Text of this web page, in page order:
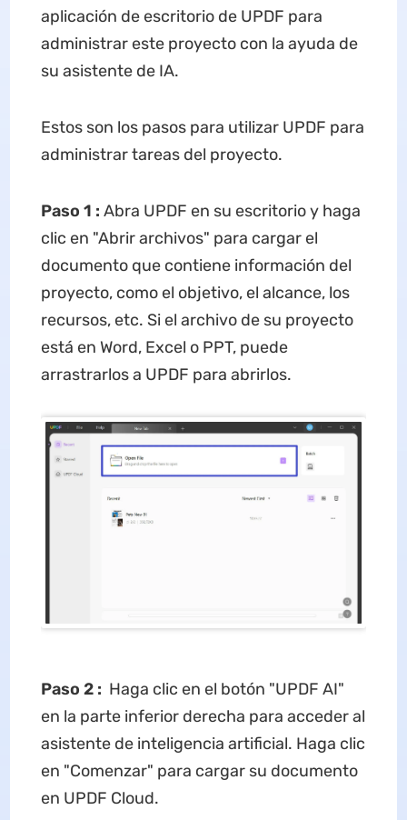
aplicación de escritorio de UPDF para
administrar este proyecto con la ayuda de
su asistente de IA.
Estos son los pasos para utilizar UPDF para
administrar tareas del proyecto.
Paso 1 : Abra UPDF en su escritorio y haga
clic en "Abrir archivos" para cargar el
documento que contiene información del
proyecto, como el objetivo, el alcance, los
recursos, etc. Si el archivo de su proyecto
está en Word, Excel o PPT, puede
arrastrarlos a UPDF para abrirlos.
Paso 2 : Haga clic en el botón "UPDF AI"
en la parte inferior derecha para acceder al
asistente de inteligencia artificial. Haga clic
en "Comenzar" para cargar su documento
en UPDF Cloud.